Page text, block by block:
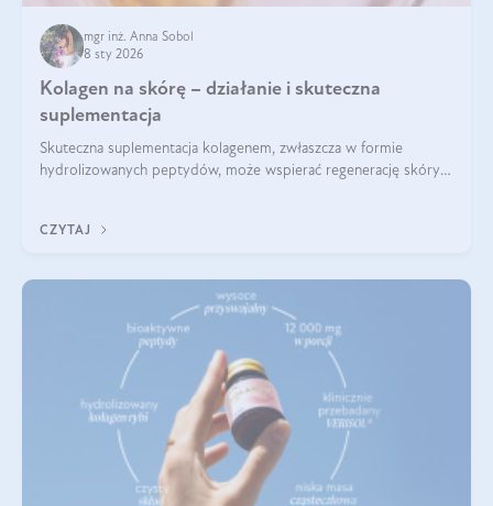
mgr inż. Anna Sobol
8 sty 2026
Kolagen na skórę – działanie i skuteczna
suplementacja
Skuteczna suplementacja kolagenem, zwłaszcza w formie
hydrolizowanych peptydów, może wspierać regenerację skóry i
CZYTAJ